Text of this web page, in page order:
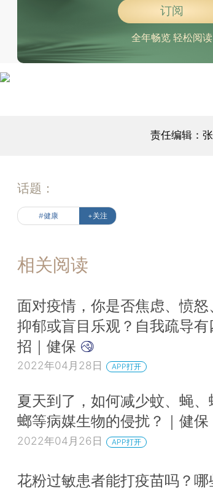
订阅
全年畅览 轻松阅读
责任编辑：
话题：
#健康 +关注
相关阅读
面对疫情，你是否焦虑、愤怒
抑郁或盲目乐观？自我疏导有
招｜健保
2022年04月28日 APP打开
夏天到了，如何减少蚊、蝇、
螂等病媒生物的侵扰？｜健保
2022年04月26日 APP打开
花粉过敏患者能打疫苗吗？哪